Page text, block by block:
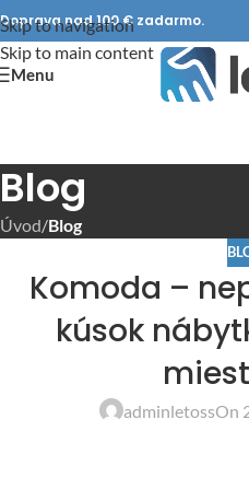
Skip to navigation
Skip to main content
Doprava nad 100 € zadarmo.
Menu
Blog
Úvod/Blog
Komoda –
kúsok
adminletossOn